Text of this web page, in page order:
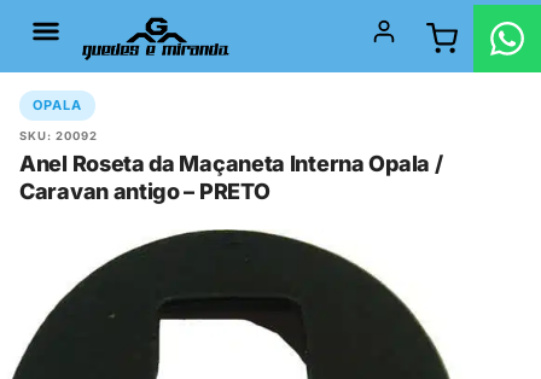
OPALA
SKU: 20092
Anel Roseta da Maçaneta Interna Opala /
Caravan antigo – PRETO